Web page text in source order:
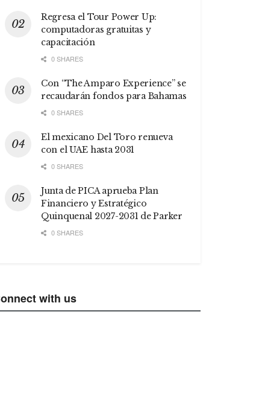
Regresa el Tour Power Up:
computadoras gratuitas y
capacitación
0 SHARES
Con “The Amparo Experience” se
recaudarán fondos para Bahamas
0 SHARES
El mexicano Del Toro renueva
con el UAE hasta 2031
0 SHARES
Junta de PICA aprueba Plan
Financiero y Estratégico
Quinquenal 2027-2031 de Parker
0 SHARES
with us